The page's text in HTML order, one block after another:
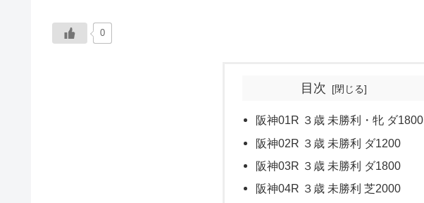
0
目次
阪神01R ３歳 未勝利・牝 ダ1800
阪神02R ３歳 未勝利 ダ1200
阪神03R ３歳 未勝利 ダ1800
阪神04R ３歳 未勝利 芝2000